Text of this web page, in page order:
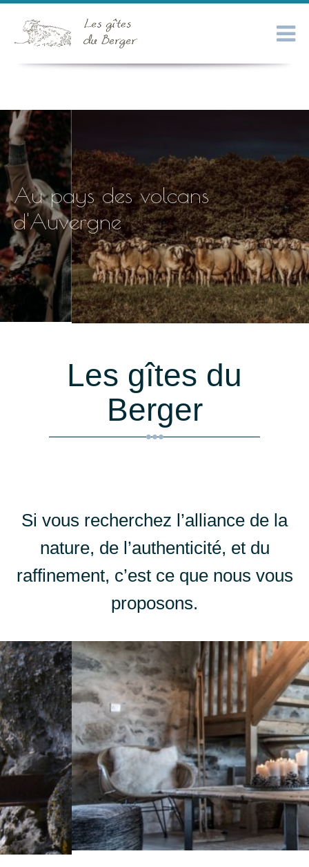
Au pays des volcans
d'Auvergne
Les gîtes du
Berger
Si vous recherchez l’alliance de la
nature, de l’authenticité, et du
raffinement, c’est ce que nous vous
proposons.